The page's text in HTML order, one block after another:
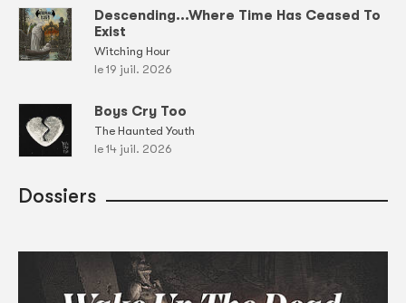
Descending...Where Time Has Ceased To
Exist
Witching Hour
le 19 juil. 2026
Boys Cry Too
The Haunted Youth
le 14 juil. 2026
Dossiers